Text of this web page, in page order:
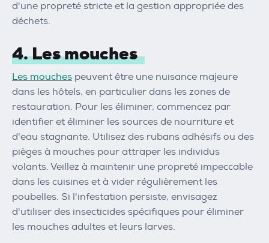
d'une propreté stricte et la gestion appropriée des
déchets.
4. Les mouches
Les mouches peuvent être une nuisance majeure
dans les hôtels, en particulier dans les zones de
restauration. Pour les éliminer, commencez par
identifier et éliminer les sources de nourriture et
d'eau stagnante. Utilisez des rubans adhésifs ou des
pièges à mouches pour attraper les individus
volants. Veillez à maintenir une propreté impeccable
dans les cuisines et à vider régulièrement les
poubelles. Si l'infestation persiste, envisagez
d'utiliser des insecticides spécifiques pour éliminer
les mouches adultes et leurs larves.